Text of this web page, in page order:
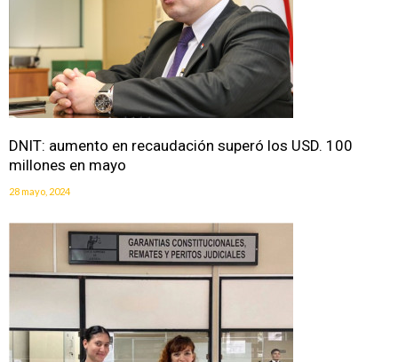
DNIT: aumento en recaudación superó los USD. 100
millones en mayo
28 mayo, 2024